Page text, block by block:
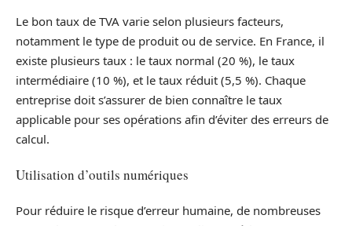
Le bon taux de TVA varie selon plusieurs facteurs,
notamment le type de produit ou de service. En France, il
existe plusieurs taux : le taux normal (20 %), le taux
intermédiaire (10 %), et le taux réduit (5,5 %). Chaque
entreprise doit s’assurer de bien connaître le taux
applicable pour ses opérations afin d’éviter des erreurs de
calcul.
Utilisation d’outils numériques
Pour réduire le risque d’erreur humaine, de nombreuses